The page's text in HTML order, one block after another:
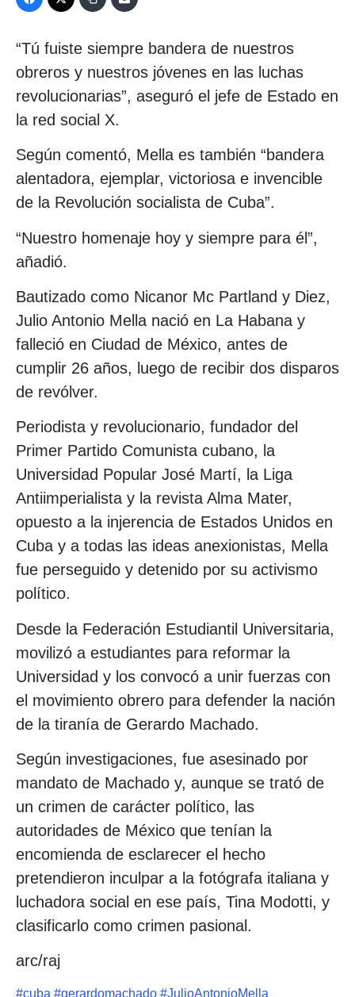
“Tú fuiste siempre bandera de nuestros
obreros y nuestros jóvenes en las luchas
revolucionarias”, aseguró el jefe de Estado en
la red social X.
Según comentó, Mella es también “bandera
alentadora, ejemplar, victoriosa e invencible
de la Revolución socialista de Cuba”.
“Nuestro homenaje hoy y siempre para él”,
añadió.
Bautizado como Nicanor Mc Partland y Diez,
Julio Antonio Mella nació en La Habana y
falleció en Ciudad de México, antes de
cumplir 26 años, luego de recibir dos disparos
de revólver.
Periodista y revolucionario, fundador del
Primer Partido Comunista cubano, la
Universidad Popular José Martí, la Liga
Antiimperialista y la revista Alma Mater,
opuesto a la injerencia de Estados Unidos en
Cuba y a todas las ideas anexionistas, Mella
fue perseguido y detenido por su activismo
político.
Desde la Federación Estudiantil Universitaria,
movilizó a estudiantes para reformar la
Universidad y los convocó a unir fuerzas con
el movimiento obrero para defender la nación
de la tiranía de Gerardo Machado.
Según investigaciones, fue asesinado por
mandato de Machado y, aunque se trató de
un crimen de carácter político, las
autoridades de México que tenían la
encomienda de esclarecer el hecho
pretendieron inculpar a la fotógrafa italiana y
luchadora social en ese país, Tina Modotti, y
clasificarlo como crimen pasional.
arc/raj
#cuba #gerardomachado #JulioAntonioMella